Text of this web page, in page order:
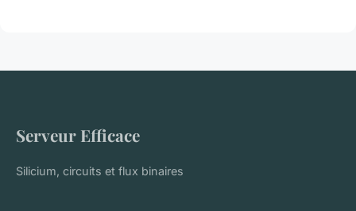
Serveur Efficace
Silicium, circuits et flux binaires